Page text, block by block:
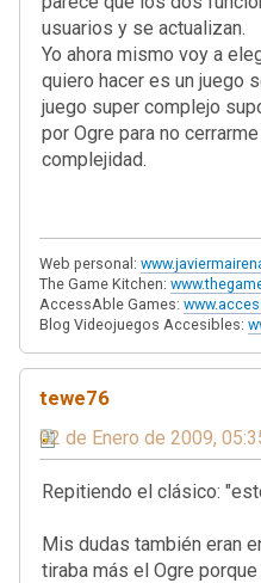
usuarios y se actualizan.
Yo ahora mismo voy a
quiero hacer es un juego
juego super complejo
por Ogre para no
complejidad.
Web personal:
The Game Kitchen:
AccessAble Games:
Blog Videojuegos Accesibles:
tewe76
02 de Enero de 2009,
Repitiendo el clásico:
Mis dudas también eran
tiraba más el Ogre